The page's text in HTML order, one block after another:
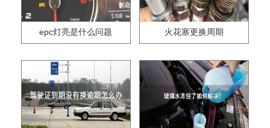
epc灯亮是什么问题 火花塞更换周期